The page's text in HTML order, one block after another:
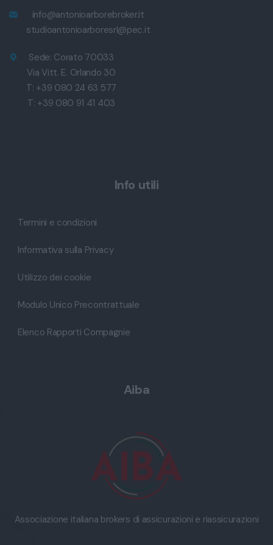
info@antonioarborebroker.it
studioantonioarboresrl@pec.it
Sede: Corato 70033
Via Vitt. E. Orlando 30
T: +39 080 24 63 577
T: +39 080 91 41 403
Info utili
Termini e condizioni
Informativa sulla Privacy
Utilizzo dei cookie
Modulo Unico Precontrattuale
Elenco Rapporti Compagnie
Aiba
Associazione italiana brokers di assicurazioni e riassicurazioni